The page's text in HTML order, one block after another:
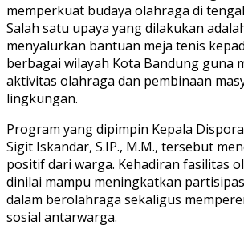
memperkuat budaya olahraga di
Salah satu upaya yang dilakukan
menyalurkan bantuan meja tenis
berbagai wilayah Kota Bandung guna
aktivitas olahraga dan pembinaan
lingkungan.
Program yang dipimpin Kepala
Sigit Iskandar, S.IP., M.M., tersebut
positif dari warga. Kehadiran fasilitas
dinilai mampu meningkatkan
dalam berolahraga sekaligus
sosial antarwarga.